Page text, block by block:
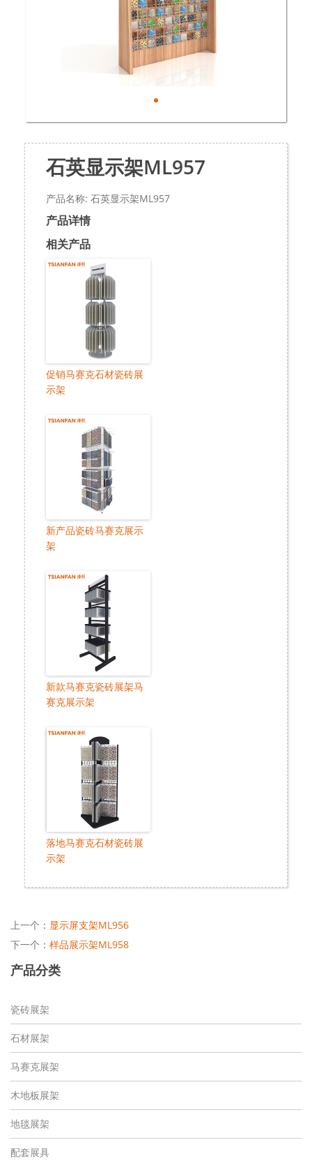
石英显示架ML957
产品名称: 石英显示架ML957
产品详情
相关产品
促销马赛克石材瓷砖展
示架
新产品瓷砖马赛克展示
架
新款马赛克瓷砖展架马
赛克展示架
落地马赛克石材瓷砖展
示架
上一个： 显示屏支架ML956
下一个： 样品展示架ML958
产品分类
瓷砖展架
石材展架
马赛克展架
木地板展架
地毯展架
配套展具